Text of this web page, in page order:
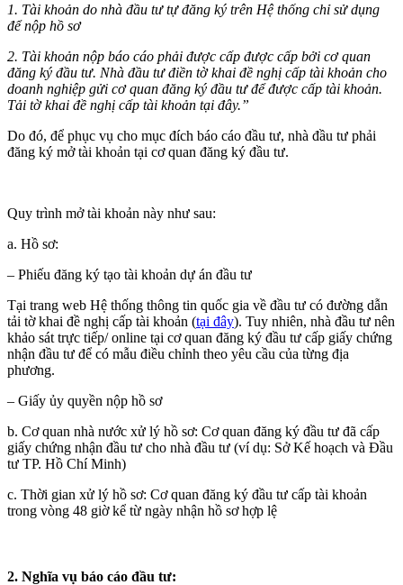
1. Tài khoản do nhà đầu tư tự đăng ký trên Hệ thống chỉ sử dụng
để nộp hồ sơ
2. Tài khoản nộp báo cáo phải được cấp được cấp bởi cơ quan
đăng ký đầu tư. Nhà đầu tư điền tờ khai đề nghị cấp tài khoản cho
doanh nghiệp gửi cơ quan đăng ký đầu tư để được cấp tài khoản.
Tải tờ khai đề nghị cấp tài khoản tại đây.”
Do đó, để phục vụ cho mục đích báo cáo đầu tư, nhà đầu tư phải
đăng ký mở tài khoản tại cơ quan đăng ký đầu tư.
Quy trình mở tài khoản này như sau:
a. Hồ sơ:
– Phiếu đăng ký tạo tài khoản dự án đầu tư
Tại trang web Hệ thống thông tin quốc gia về đầu tư có đường dẫn
tải tờ khai đề nghị cấp tài khoản (tại đây). Tuy nhiên, nhà đầu tư nên
khảo sát trực tiếp/ online tại cơ quan đăng ký đầu tư cấp giấy chứng
nhận đầu tư để có mẫu điều chỉnh theo yêu cầu của từng địa
phương.
– Giấy ủy quyền nộp hồ sơ
b. Cơ quan nhà nước xử lý hồ sơ: Cơ quan đăng ký đầu tư đã cấp
giấy chứng nhận đầu tư cho nhà đầu tư (ví dụ: Sở Kế hoạch và Đầu
tư TP. Hồ Chí Minh)
c. Thời gian xử lý hồ sơ: Cơ quan đăng ký đầu tư cấp tài khoản
trong vòng 48 giờ kể từ ngày nhận hồ sơ hợp lệ
2. Nghĩa vụ báo cáo đầu tư: